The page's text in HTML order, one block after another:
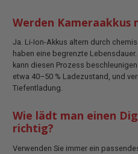
Werden Kameraakkus
Ja. Li-Ion-Akkus altern durch
haben eine begrenzte
kann diesen Prozess
etwa 40–50 % Ladezustand, und
Tiefentladung.
Wie lädt man einen
richtig?
Verwenden Sie immer ein